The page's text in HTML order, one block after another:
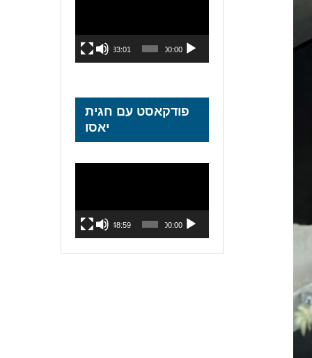
00:00
33:01
פודקאסט עם חגית
יאסו
00:00
48:59